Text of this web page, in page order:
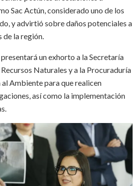
Sac Actún, considerado uno de los
y advirtió sobre daños potenciales a
de la región.
un exhorto a la Secretaría
Naturales y a la Procuraduría
Ambiente para que realicen
así como la implementación